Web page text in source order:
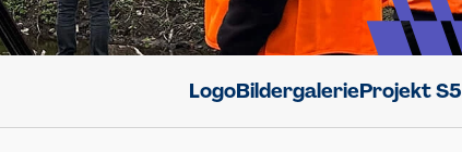
LogoBildergalerieProjekt S5